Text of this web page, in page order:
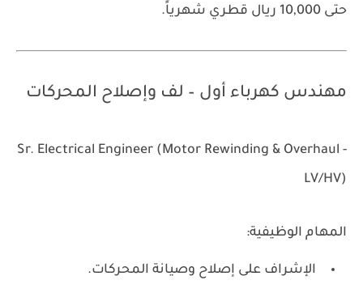
حتى 10,000 ريال قطري شهرياً.
مهندس كهرباء أول – لف وإصلاح المحركات
Sr. Electrical Engineer (Motor Rewinding & Overhaul -
LV/HV)
المهام الوظيفية:
الإشراف على إصلاح وصيانة المحركات.